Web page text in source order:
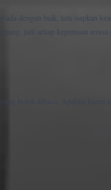
dengan baik, lalu siapkan
jadi setiap keputusan terasa
boleh dibaca. Apabila kamu